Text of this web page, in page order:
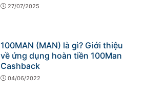
27/07/2025
100MAN (MAN) là gì? Giới thiệu
về ứng dụng hoàn tiền 100Man
Cashback
04/06/2022